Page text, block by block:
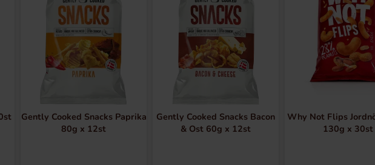
Gently Cooked Snacks Paprika
80g x 12st
Gently Cooked Snacks Bacon
& Ost 60g x 12st
Why Not Flips
130g x 30st